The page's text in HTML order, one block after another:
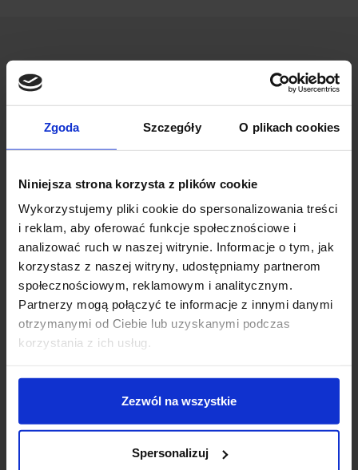
Zgoda Szczegóły O plikach cookies
Niniejsza strona korzysta z plików cookie
Wykorzystujemy pliki cookie do spersonalizowania treści
i reklam, aby oferować funkcje społecznościowe i
analizować ruch w naszej witrynie. Informacje o tym, jak
korzystasz z naszej witryny, udostępniamy partnerom
społecznościowym, reklamowym i analitycznym.
Partnerzy mogą połączyć te informacje z innymi danymi
otrzymanymi od Ciebie lub uzyskanymi podczas
korzystania z ich usług.
Zezwól na wszystkie
Spersonalizuj
NIP: 7272736397
+48 42 687 00 44
uczelnia@wskinfo.pl
Studia licencjackie
Studia skrócone